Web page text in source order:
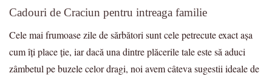
Cadouri de Craciun pentru intreaga familie
Cele mai frumoase zile de sărbători sunt cele petrecute exact așa
cum îți place ție, iar dacă una dintre plăcerile tale este să aduci
zâmbetul pe buzele celor dragi, noi avem câteva sugestii ideale de